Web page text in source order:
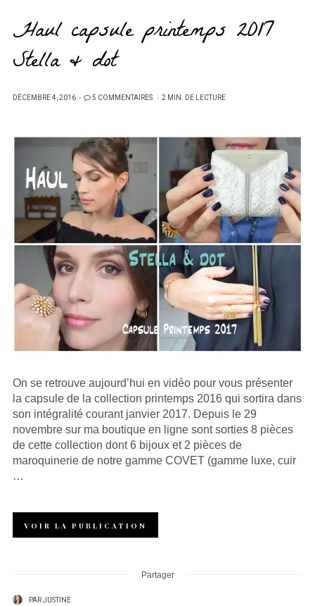
Haul capsule printemps 2017
Stella & dot
PUBLIÉ
DÉCEMBRE 4, 2016 5 COMMENTAIRES 2 MIN. DE LECTURE
On se retrouve aujourd’hui en vidéo pour vous présenter
la capsule de la collection printemps 2016 qui sortira dans
son intégralité courant janvier 2017. Depuis le 29
novembre sur ma boutique en ligne sont sorties 8 pièces
de cette collection dont 6 bijoux et 2 pièces de
maroquinerie de notre gamme COVET (gamme luxe, cuir
…
VOIR LA PUBLICATION
Partager
PARJUSTINE